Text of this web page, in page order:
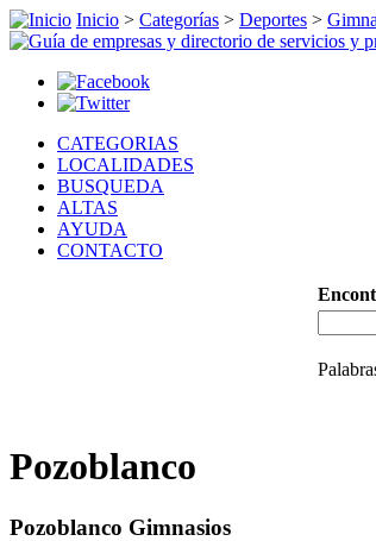
Inicio > Categorías > Deportes >
CATEGORIAS
LOCALIDADES
BUSQUEDA
ALTAS
AYUDA
CONTACTO
Pozoblanco
Pozoblanco Gimnasios